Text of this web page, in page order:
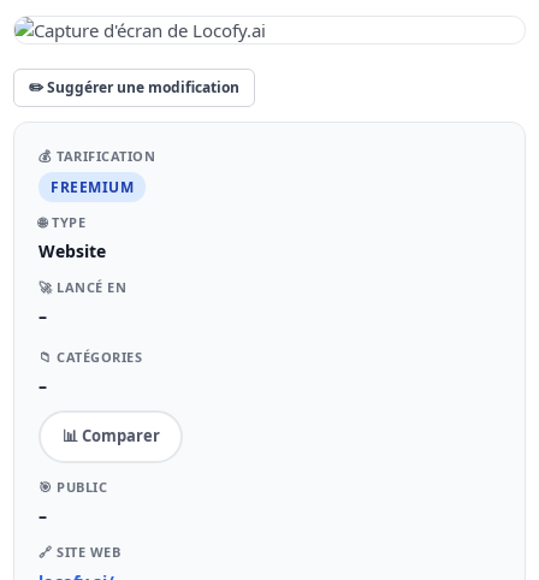
✏️ Suggérer une modification
💰 TARIFICATION
FREEMIUM
🌐 TYPE
Website
🚀 LANCÉ EN
–
📁 CATÉGORIES
–
📊 Comparer
🎯 PUBLIC
–
🔗 SITE WEB